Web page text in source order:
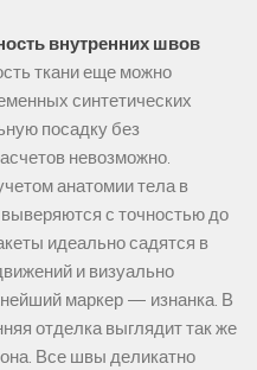
внутренних швов
ткани еще можно
синтетических
посадку без
невозможно.
анатомии тела в
с точностью до
идеально садятся в
и визуально
маркер — изнанка. В
отделка выглядит так же
Все швы деликатно